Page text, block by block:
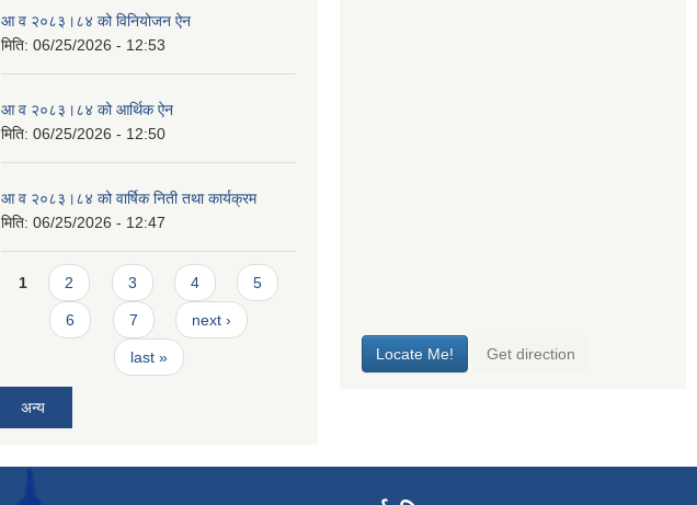
आ व २०८३।८४ को विनियोजन ऐन
मिति: 06/25/2026 - 12:53
आ व २०८३।८४ को आर्थिक ऐन
मिति: 06/25/2026 - 12:50
आ व २०८३।८४ को वार्षिक निती तथा कार्यक्रम
मिति: 06/25/2026 - 12:47
Pages
1 2 3 4 5
6 7 next ›
last »
अन्य